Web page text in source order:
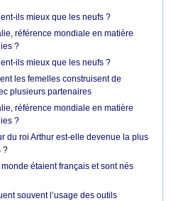
ils mieux que les neufs ?
référence mondiale en matière
?
ils mieux que les neufs ?
les femelles construisent de
plusieurs partenaires
référence mondiale en matière
?
du roi Arthur est-elle devenue la plus
?
étaient français et sont nés
souvent l’usage des outils